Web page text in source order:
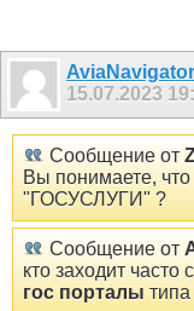
AviaNavigator
15.07.2023
Сообщение от
Вы понимаете,
"ГОСУСЛУГИ" ?
Сообщение от
кто заходит часто
гос порталы типа